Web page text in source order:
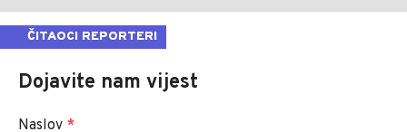
ČITAOCI REPORTERI
Dojavite nam vijest
Naslov *